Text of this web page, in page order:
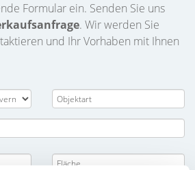
Formular ein. Senden Sie uns
. Wir werden Sie
und Ihr Vorhaben mit Ihnen